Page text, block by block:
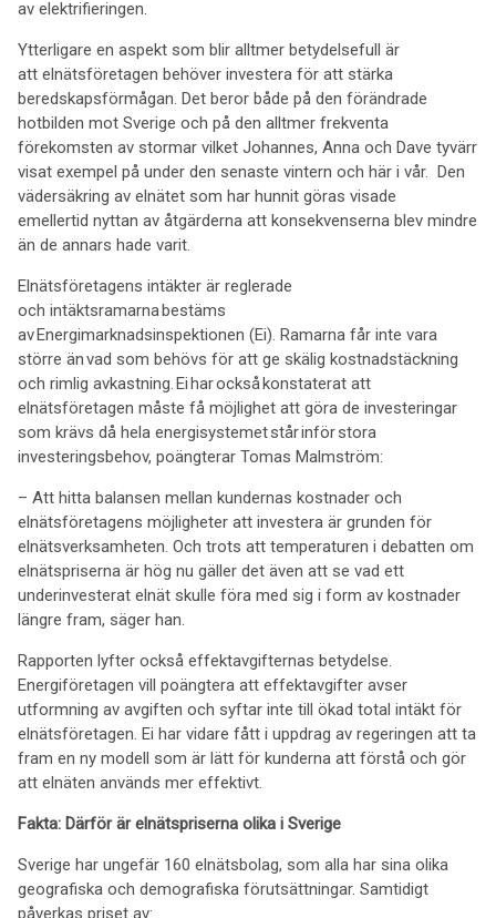
av elektrifieringen.
Ytterligare en aspekt som blir alltmer betydelsefull är
att elnätsföretagen behöver investera för att stärka
beredskapsförmågan. Det beror både på den förändrade
hotbilden mot Sverige och på den alltmer frekventa
förekomsten av stormar vilket Johannes, Anna och Dave tyvärr
visat exempel på under den senaste vintern och här i vår. Den
vädersäkring av elnätet som har hunnit göras visade
emellertid nyttan av åtgärderna att konsekvenserna blev mindre
än de annars hade varit.
Elnätsföretagens intäkter är reglerade
och intäktsramarna bestäms
av Energimarknadsinspektionen (Ei). Ramarna får inte vara
större än vad som behövs för att ge skälig kostnadstäckning
och rimlig avkastning. Ei har också konstaterat att
elnätsföretagen måste få möjlighet att göra de investeringar
som krävs då hela energisystemet står inför stora
investeringsbehov, poängterar Tomas Malmström:
– Att hitta balansen mellan kundernas kostnader och
elnätsföretagens möjligheter att investera är grunden för
elnätsverksamheten. Och trots att temperaturen i debatten om
elnätspriserna är hög nu gäller det även att se vad ett
underinvesterat elnät skulle föra med sig i form av kostnader
längre fram, säger han.
Rapporten lyfter också effektavgifternas betydelse.
Energiföretagen vill poängtera att effektavgifter avser
utformning av avgiften och syftar inte till ökad total intäkt för
elnätsföretagen. Ei har vidare fått i uppdrag av regeringen att ta
fram en ny modell som är lätt för kunderna att förstå och gör
att elnäten används mer effektivt.
Fakta: Därför är elnätspriserna olika i Sverige
Sverige har ungefär 160 elnätsbolag, som alla har sina olika
geografiska och demografiska förutsättningar. Samtidigt
påverkas priset av: